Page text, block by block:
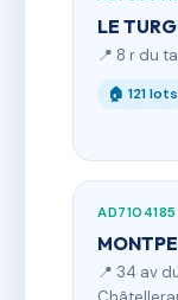
LE
📍 8 r du
🏠 121 lots
AD7104185
📍 34 av